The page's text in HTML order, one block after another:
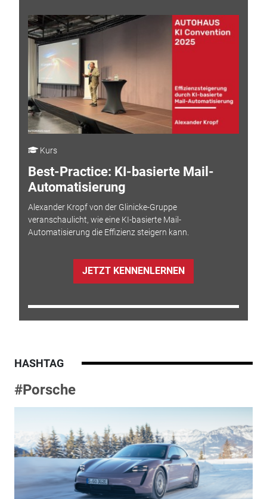
Kurs
Best-Practice: KI-basierte Mail-
Automatisierung
Alexander Kropf von der Glinicke-Gruppe
veranschaulicht, wie eine KI-basierte Mail-
Automatisierung die Effizienz steigern kann.
JETZT KENNENLERNEN
HASHTAG
#Porsche